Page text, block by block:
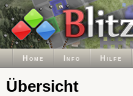
Home Info Hilfe
Übersicht